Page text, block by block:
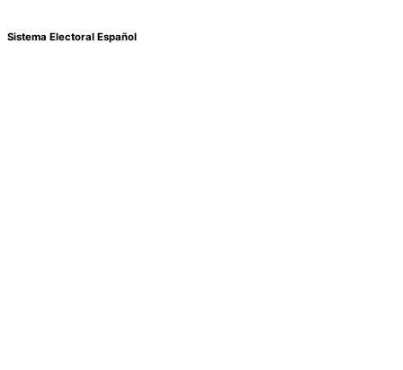
Sistema Electoral Español